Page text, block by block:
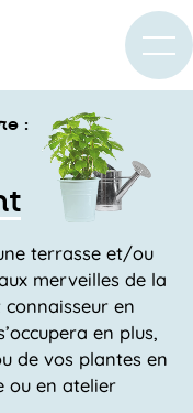
:
terrasse et/ou
merveilles de la
en
en plus,
de vos plantes en
ou en atelier